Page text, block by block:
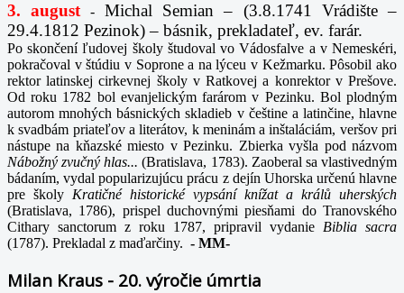
3. august -Michal Semian – (3.8.1741 Vrádište –
29.4.1812 Pezinok) – básnik, prekladateľ, ev. farár.
Po skončení ľudovej školy študoval vo Vádosfalve a v Nemeskéri,
pokračoval v štúdiu v Soprone a na lýceu v Kežmarku. Pôsobil ako
rektor latinskej cirkevnej školy v Ratkovej a konrektor v Prešove.
Od roku 1782 bol evanjelickým farárom v Pezinku. Bol plodným
autorom mnohých básnických skladieb v češtine a latinčine, hlavne
k svadbám priateľov a literátov, k meninám a inštaláciám, veršov pri
nástupe na kňazské miesto v Pezinku. Zbierka vyšla pod názvom
Nábožný zvučný hlas...(Bratislava, 1783). Zaoberal sa vlastivedným
bádaním, vydal popularizujúcu prácu z dejín Uhorska určenú hlavne
pre školy Kratičné historické vypsání knížat a králů uherských
(Bratislava, 1786), prispel duchovnými piesňami do Tranovského
Cithary sanctorum z roku 1787, pripravil vydanie Biblia sacra
(1787). Prekladal z maďarčiny. - MM-
Milan Kraus - 20. výročie úmrtia